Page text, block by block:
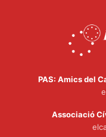
PAS: Amics del
Associació